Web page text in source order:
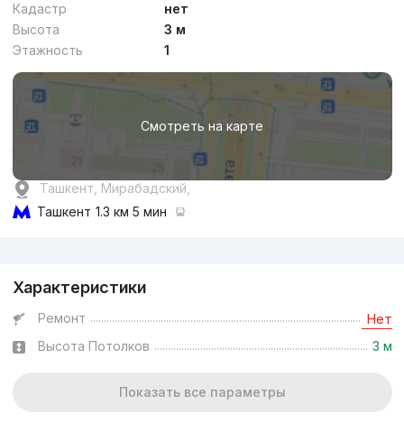
Кадастр
нет
Высота
3 м
Этажность
1
Смотреть на карте
Ташкент, Мирабадский,
Ташкент 1.3 км 5 мин
Характеристики
Ремонт Нет
Высота Потолков 3 м
Показать все параметры